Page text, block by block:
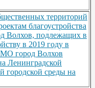
территорий
благоустройства
Волхов, подлежащих в
в 2019 году в
город Волхов
Ленинградской
городской среды на